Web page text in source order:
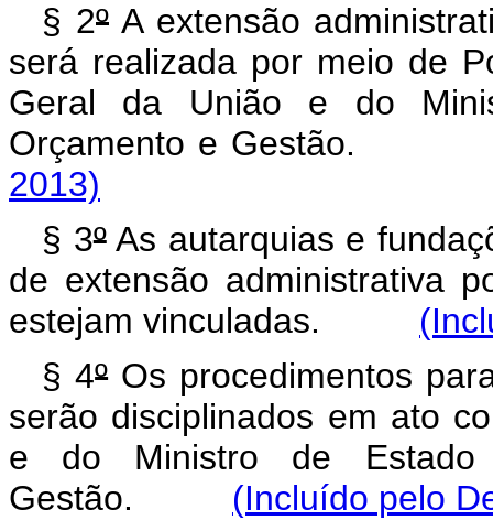
§ 2º A extensão
será realizada por meio de
Geral da União e do
Orçamento e
2013)
§ 3ºAs autarquias e
de extensão administrativa
estejam vinculadas.
§ 4ºOs procedimentos
serão disciplinados em ato
e do Ministro de Estado
Gestão. (Incluído pelo